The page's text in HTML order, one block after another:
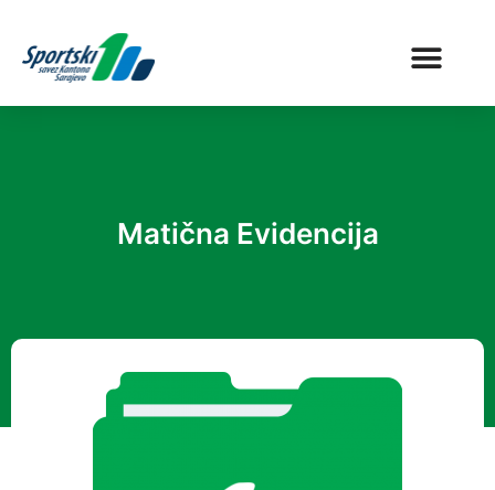
Matična Evidencija